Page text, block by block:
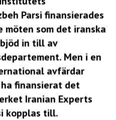
Parsi finansierades
möten som det iranska
in till av
Men i en
avfärdar
finansierat det
Iranian Experts
kopplas till.